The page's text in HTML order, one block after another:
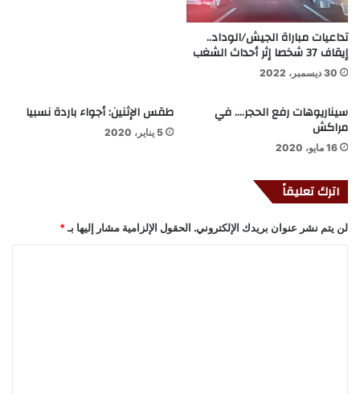
تداعيات مباراة الجيش/الوداد..
إيقاف 37 شخصا إثر أحداث الشغب
30 ديسمبر، 2022
سيناريوهات رفع الحجر…. في
مراكش
16 مايو، 2020
طقس الإثنين: أجواء باردة نسبيا
5 يناير، 2020
اترك تعليقاً
لن يتم نشر عنوان بريدك الإلكتروني. الحقول الإلزامية مشار إليها بـ*